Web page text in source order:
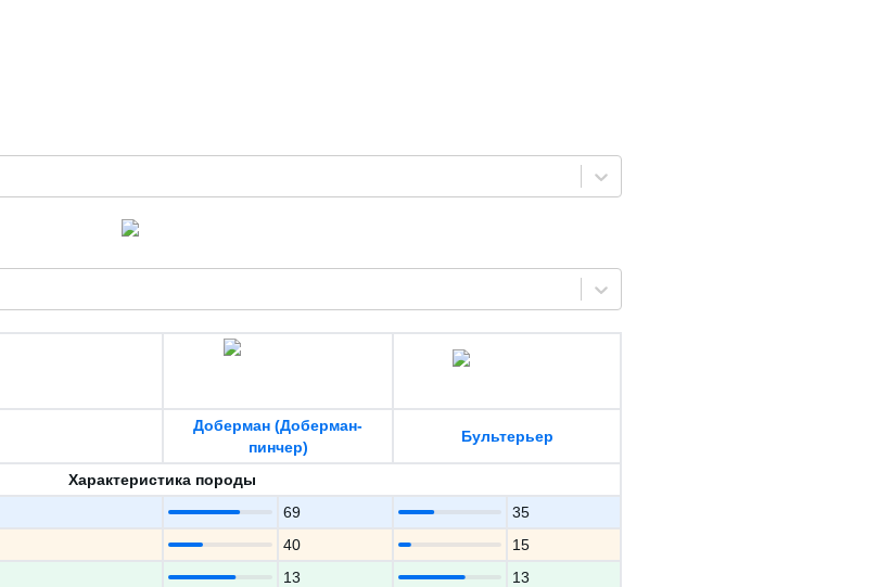
Доберман (Доберман-
пинчер)
Бультерьер
Характеристика породы
69
35
40
15
13
13